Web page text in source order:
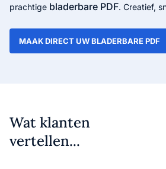
prachtige bladerbare PDF. Creatief,
MAAK DIRECT UW BLADERBARE PDF
Wat klanten
vertellen...